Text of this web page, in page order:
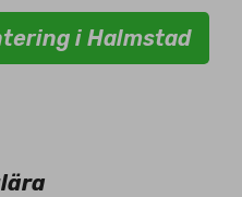
i Halmstad